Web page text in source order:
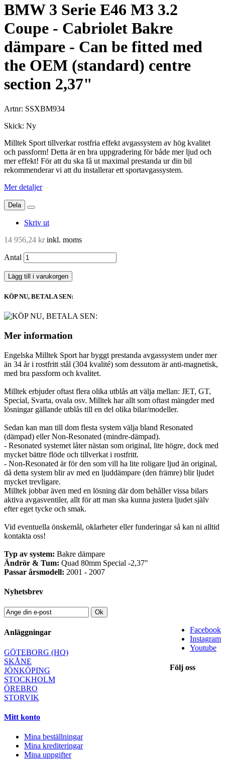
BMW 3 Serie E46 M3 3.2
Coupe - Cabriolet Bakre
dämpare - Can be fitted med
the OEM (standard) centre
section 2,37"
Artnr: SSXBM934
Skick: Ny
Milltek Sport tillverkar rostfria effekt avgassystem av hög kvalitet
och passform! Detta är en bra uppgradering för både mer ljud och
mer effekt! För att du ska få ut maximal prestanda ur din bil
rekommenderar vi att du installerar ett sportavgassystem.
Mer detaljer
Dela
Skriv ut
14 956,24 krinkl. moms
Antal
Lägg till i varukorgen
KÖP NU, BETALA SEN:
Mer information
Engelska Milltek Sport har byggt prestanda avgassystem under mer
än 34 år i rostfritt stål (304 kvalité) som dessutom är anti-magnetisk,
med bra passform och kvalitet.
Milltek erbjuder oftast flera olika utblås att välja mellan: JET, GT,
Special, Svarta, ovala osv. Milltek har allt som oftast mängder med
lösningar gällande utblås till en del olika bilar/modeller.
Sedan kan man till dom flesta system välja bland Resonated
(dämpad) eller Non-Resonated (mindre-dämpad).
- Resonated systemet låter nästan som original, lite högre, dock med
mycket bättre flöde och tillverkat i rostfritt.
- Non-Resonated är för den som vill ha lite roligare ljud än original,
då detta system blir av med en ljuddämpare (den främre) blir ljudet
mycket trevligare.
Milltek jobbar även med en lösning där dom behåller vissa bilars
aktiva avgasventiler, allt för att man ska kunna justera ljudet själv
efter eget tycke och smak.
Vid eventuella önskemål, oklarheter eller funderingar så kan ni alltid
kontakta oss!
Typ av system: Bakre dämpare
Ändrör & Tum: Quad 80mm Special -2,37"
Passar årsmodell: 2001 - 2007
Nyhetsbrev
Ok
Facebook
Instagram
Youtube
Följ oss
Anläggningar
GÖTEBORG (HQ)
SKÅNE
JÖNKÖPING
STOCKHOLM
ÖREBRO
STORVIK
Mitt konto
Mina beställningar
Mina krediteringar
Mina uppgifter